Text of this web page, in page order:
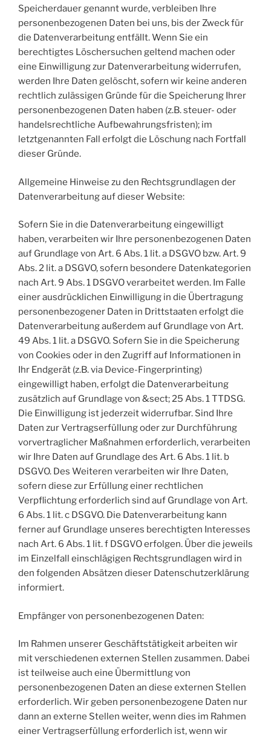
Speicherdauer genannt wurde, verbleiben Ihre
personenbezogenen Daten bei uns, bis der Zweck für
die Datenverarbeitung entfällt. Wenn Sie ein
berechtigtes Löschersuchen geltend machen oder
eine Einwilligung zur Datenverarbeitung widerrufen,
werden Ihre Daten gelöscht, sofern wir keine anderen
rechtlich zulässigen Gründe für die Speicherung Ihrer
personenbezogenen Daten haben (z.B. steuer- oder
handelsrechtliche Aufbewahrungsfristen); im
letztgenannten Fall erfolgt die Löschung nach Fortfall
dieser Gründe.
Allgemeine Hinweise zu den Rechtsgrundlagen der
Datenverarbeitung auf dieser Website:
Sofern Sie in die Datenverarbeitung eingewilligt
haben, verarbeiten wir Ihre personenbezogenen Daten
auf Grundlage von Art. 6 Abs. 1 lit. a DSGVO bzw. Art. 9
Abs. 2 lit. a DSGVO, sofern besondere Datenkategorien
nach Art. 9 Abs. 1 DSGVO verarbeitet werden. Im Falle
einer ausdrücklichen Einwilligung in die Übertragung
personenbezogener Daten in Drittstaaten erfolgt die
Datenverarbeitung außerdem auf Grundlage von Art.
49 Abs. 1 lit. a DSGVO. Sofern Sie in die Speicherung
von Cookies oder in den Zugriff auf Informationen in
Ihr Endgerät (z.B. via Device-Fingerprinting)
eingewilligt haben, erfolgt die Datenverarbeitung
zusätzlich auf Grundlage von &sect; 25 Abs. 1 TTDSG.
Die Einwilligung ist jederzeit widerrufbar. Sind Ihre
Daten zur Vertragserfüllung oder zur Durchführung
vorvertraglicher Maßnahmen erforderlich, verarbeiten
wir Ihre Daten auf Grundlage des Art. 6 Abs. 1 lit. b
DSGVO. Des Weiteren verarbeiten wir Ihre Daten,
sofern diese zur Erfüllung einer rechtlichen
Verpflichtung erforderlich sind auf Grundlage von Art.
6 Abs. 1 lit. c DSGVO. Die Datenverarbeitung kann
ferner auf Grundlage unseres berechtigten Interesses
nach Art. 6 Abs. 1 lit. f DSGVO erfolgen. Über die jeweils
im Einzelfall einschlägigen Rechtsgrundlagen wird in
den folgenden Absätzen dieser Datenschutzerklärung
informiert.
Empfänger von personenbezogenen Daten:
Im Rahmen unserer Geschäftstätigkeit arbeiten wir
mit verschiedenen externen Stellen zusammen. Dabei
ist teilweise auch eine Übermittlung von
personenbezogenen Daten an diese externen Stellen
erforderlich. Wir geben personenbezogene Daten nur
dann an externe Stellen weiter, wenn dies im Rahmen
einer Vertragserfüllung erforderlich ist, wenn wir